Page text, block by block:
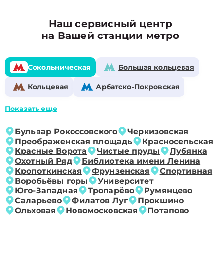
Наш сервисный центр
на Вашей станции метро
Сокольническая Большая кольцевая
Кольцевая Арбатско-Покровская
Показать еще
Бульвар Рокоссовского
Черкизовская
Преображенская площадь
Красносельская
Красные Ворота
Чистые пруды
Лубянка
Охотный Ряд
Библиотека имени Ленина
Кропоткинская
Фрунзенская
Спортивная
Воробьёвы горы
Университет
Юго-Западная
Тропарёво
Румянцево
Саларьево
Филатов Луг
Прокшино
Ольховая
Новомосковская Потапово